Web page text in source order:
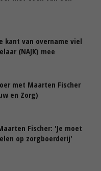
kant van overname viel
(NAJK) mee
met Maarten Fischer
en Zorg)
Fischer: 'Je moet
op zorgboerderij'